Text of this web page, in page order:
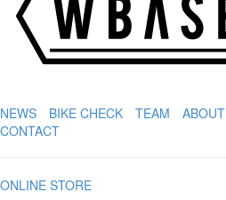
NEWS BIKE CHECK TEAM ABOUT
CONTACT
ONLINE STORE